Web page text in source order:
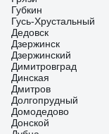
Губкин
Гусь-Хрустальный
Дедовск
Дзержинск
Дзержинский
Димитровград
Динская
Дмитров
Долгопрудный
Домодедово
Донской